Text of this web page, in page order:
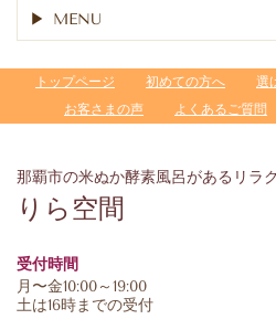
MENU
トップページ 初めての方へ 選
お客さまの声
よくあるご質問
那覇市の米ぬか酵素風呂があるリラ
りら空間
受付時間
月〜金10:00～19:00
土は16時までの受付